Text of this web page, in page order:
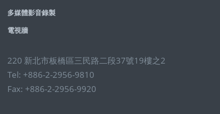
多媒體影音錄製
電視牆
220 新北市板橋區三民路二段37號19樓之2
Tel: +886-2-2956-9810
Fax: +886-2-2956-9920